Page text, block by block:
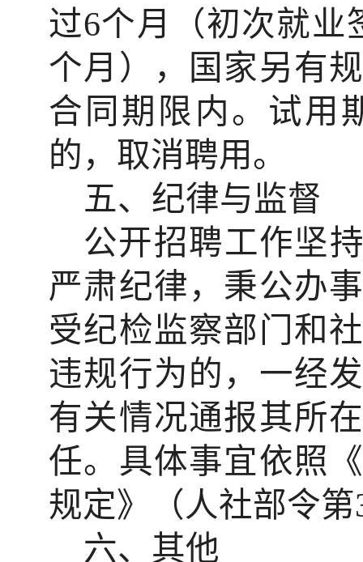
过6个月（初次就业
个月），国家另有
合同期限内。试用
的，取消聘用。
五、纪律与监督
公开招聘工作坚
严肃纪律，秉公办
受纪检监察部门和
违规行为的，一经
有关情况通报其所
任。具体事宜依照
规定》（人社部令第
六、 其他